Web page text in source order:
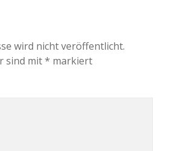
wird nicht veröffentlicht.
sind mit* markiert